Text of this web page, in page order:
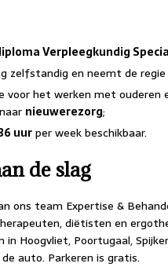
Verpleegkundig
zelfstandig en neemt de
voor het werken met
nieuwerezorg;
uurper week beschikbaar.
de slag
ons team Expertise &
diëtisten en
in Hoogvliet, Poortugaal,
auto. Parkeren is gratis.